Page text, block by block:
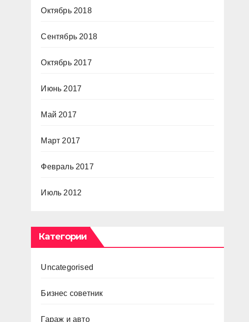
Октябрь 2018
Сентябрь 2018
Октябрь 2017
Июнь 2017
Май 2017
Март 2017
Февраль 2017
Июль 2012
Категории
Uncategorised
Бизнес советник
Гараж и авто